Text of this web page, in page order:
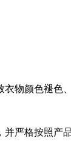
物颜色褪色、
严格按照产品